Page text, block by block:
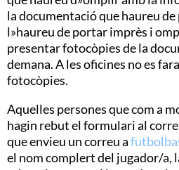
la documentació que haureu
l»haureu de portar imprès i
presentar fotocòpies de la
demana. A les oficines no es
fotocòpies.
Aquelles persones que com a
hagin rebut el formulari al
que envieu un correu a
el nom complert del jugador/a,